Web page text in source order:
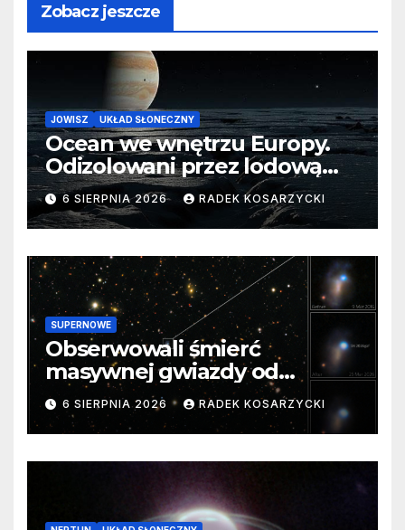
Zobacz jeszcze
JOWISZ UKŁAD SŁONECZNY
Ocean we wnętrzu Europy.
Odizolowani przez lodową
barierę
6 SIERPNIA 2026 RADEK KOSARZYCKI
SUPERNOWE
Obserwowali śmierć
masywnej gwiazdy od
samego początku. Niezwykle
cenne dane
6 SIERPNIA 2026 RADEK KOSARZYCKI